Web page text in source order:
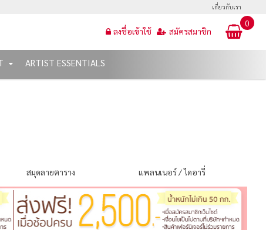
เกี่ยวกับเรา
0
ลงชื่อเข้าใช้ สมัครสมาชิก
ARTIST ESSENTIALS
สมุดลายตาราง แพลนเนอร์ / ไดอารี่